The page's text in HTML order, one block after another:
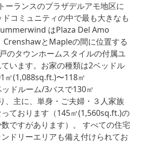
ランスのプラザデルアモ地区に
コミュニティの中で最も大きなも
はPlaza Del Amo
とMapleの間に位置する
のタウンホームスタイルの付属ユ
います。お家の種類は2ベッドル
㎡(1,088sq.ft.)〜118㎡
ドルーム/3バスで130㎡
、主に、単身・ご夫婦・３人家族
ております（145㎡(1,560sq.ft.)の
ですがあります）。 すべての住宅
ドリーエリアも備え付けられてお